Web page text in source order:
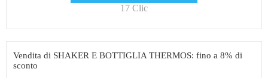
17 Clic
Vendita di SHAKER E BOTTIGLIA THERMOS: fino a 8% di
sconto